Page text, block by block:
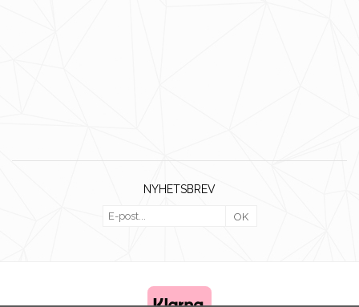
NYHETSBREV
OK